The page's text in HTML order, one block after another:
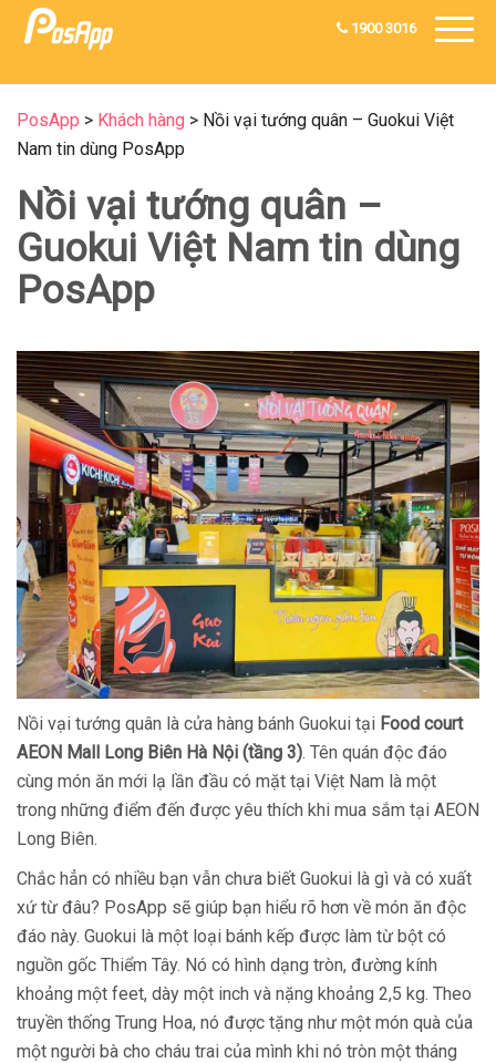
1900 3016
PosApp > Khách hàng > Nồi vại tướng quân – Guokui Việt
Nam tin dùng PosApp
Nồi vại tướng quân –
Guokui Việt Nam tin dùng
PosApp
Nồi vại tướng quân là cửa hàng bánh Guokui tại Food court
AEON Mall Long Biên Hà Nội (tầng 3). Tên quán độc đáo
cùng món ăn mới lạ lần đầu có mặt tại Việt Nam là một
trong những điểm đến được yêu thích khi mua sắm tại AEON
Long Biên.
Chắc hẳn có nhiều bạn vẫn chưa biết Guokui là gì và có xuất
xứ từ đâu? PosApp sẽ giúp bạn hiểu rõ hơn về món ăn độc
đáo này. Guokui là một loại bánh kếp được làm từ bột có
nguồn gốc Thiểm Tây. Nó có hình dạng tròn, đường kính
khoảng một feet, dày một inch và nặng khoảng 2,5 kg. Theo
truyền thống Trung Hoa, nó được tặng như một món quà của
một người bà cho cháu trai của mình khi nó tròn một tháng